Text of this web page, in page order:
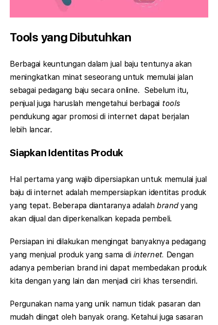
Tools yang Dibutuhkan
Berbagai keuntungan dalam jual baju tentunya akan
meningkatkan minat seseorang untuk memulai jalan
sebagai pedagang baju secara online. Sebelum itu,
penjual juga haruslah mengetahui berbagai tools
pendukung agar promosi di internet dapat berjalan
lebih lancar.
Siapkan Identitas Produk
Hal pertama yang wajib dipersiapkan untuk memulai jual
baju di internet adalah mempersiapkan identitas produk
yang tepat. Beberapa diantaranya adalahbrandyang
akan dijual dan diperkenalkan kepada pembeli.
Persiapan ini dilakukan mengingat banyaknya pedagang
yang menjual produk yang sama diinternet. Dengan
adanya pemberian brand ini dapat membedakan produk
kita dengan yang lain dan menjadi ciri khas tersendiri.
Pergunakan nama yang unik namun tidak pasaran dan
mudah diingat oleh banyak orang. Ketahui juga sasaran